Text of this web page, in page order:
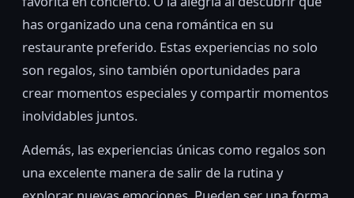
has organizado una cena romántica en su
restaurante preferido. Estas experiencias no solo
son regalos, sino también oportunidades para
crear momentos especiales y compartir momentos
inolvidables juntos.
Además, las experiencias únicas como regalos son
una excelente manera de salir de la rutina y